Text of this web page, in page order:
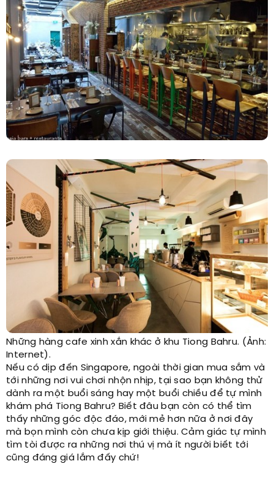
Những hàng cafe xinh xắn khác ở khu Tiong Bahru. (Ảnh:
Internet).
Nếu có dịp đến Singapore, ngoài thời gian mua sắm và
tới những nơi vui chơi nhộn nhịp, tại sao bạn không thử
dành ra một buổi sáng hay một buổi chiều để tự mình
khám phá Tiong Bahru? Biết đâu bạn còn có thể tìm
thấy những góc độc đáo, mới mẻ hơn nữa ở nơi đây
mà bọn mình còn chưa kịp giới thiệu. Cảm giác tự mình
tìm tòi được ra những nơi thú vị mà ít người biết tới
cũng đáng giá lắm đấy chứ!